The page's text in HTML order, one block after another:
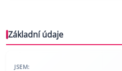
Základní údaje
JSEM: